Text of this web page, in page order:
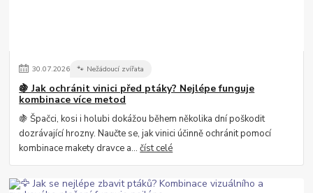
30.07.2026 🐾 Nežádoucí zvířata
🍇 Jak ochránit vinici před ptáky? Nejlépe funguje
kombinace více metod
🍇 Špačci, kosi i holubi dokážou během několika dní poškodit
dozrávající hrozny. Naučte se, jak vinici účinně ochránit pomocí
kombinace makety dravce a...číst celé